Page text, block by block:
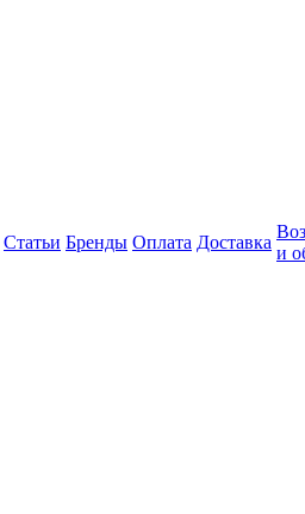
Статьи Бренды Оплата Доставка
и